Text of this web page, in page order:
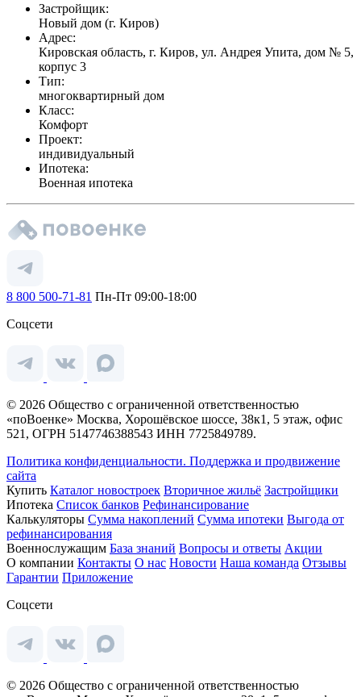
Застройщик:
Новый дом (г. Киров)
Адрес:
Кировская область, г. Киров, ул. Андрея Упита, дом № 5,
корпус 3
Тип:
многоквартирный дом
Класс:
Комфорт
Проект:
индивидуальный
Ипотека:
Военная ипотека
8 800 500-71-81 Пн-Пт 09:00-18:00
Соцсети
© 2026 Общество с ограниченной ответственностью
«поВоенке» Москва, Хорошёвское шоссе, 38к1, 5 этаж, офис
521, ОГРН 5147746388543 ИНН 7725849789.
Политика конфиденциальности. Поддержка и продвижение
сайта
Купить Каталог новостроек Вторичное жильё Застройщики
Ипотека Список банков Рефинансирование
Калькуляторы Сумма накоплений Сумма ипотеки Выгода от
рефинансирования
Военнослужащим База знаний Вопросы и ответы Акции
О компании Контакты О нас Новости Наша команда Отзывы
Гарантии Приложение
Соцсети
© 2026 Общество с ограниченной ответственностью